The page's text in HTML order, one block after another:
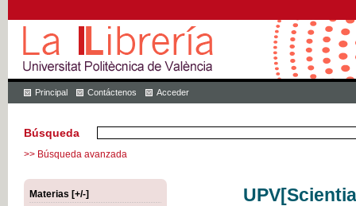
Principal Contáctenos Acceder
Búsqueda
>> Búsqueda avanzada
Materias [+/-]